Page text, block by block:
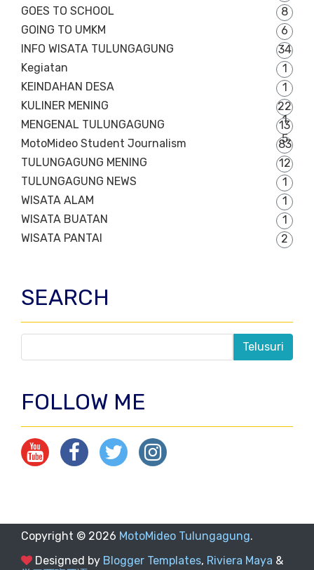
GOES TO SCHOOL
8
GOING TO UMKM
6
INFO WISATA TULUNGAGUNG
34
Kegiatan
1
KEINDAHAN DESA
1
KULINER MENING
22
1
MENGENAL TULUNGAGUNG
13
5
MotoMideo Student Journalism
83
TULUNGAGUNG MENING
12
TULUNGAGUNG NEWS
1
WISATA ALAM
1
WISATA BUATAN
1
WISATA PANTAI
2
SEARCH
FOLLOW ME
Copyright © 2026 MotoMideo Tulungagung.
Designed by Blogger Templates, Riviera Maya &